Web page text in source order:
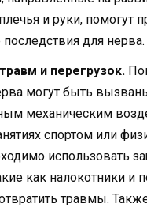
и руки, помогут
для нерва.
и перегрузок.
могут быть
механическим
спортом или
использовать
как налокотники и
травмы.